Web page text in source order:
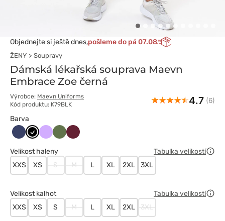
Objednejte si ještě dnes,pošleme do pá 07.08
ŽENY Soupravy
Dámská lékařská souprava Maevn
Embrace Zoe černá
Výrobce: Maevn Uniforms
Kód produktu: K79BLK
4.7 (6)
Barva
Ciemny
CzarnyLawendowy
OliwkowyWiśniowy
Velikost haleny
Tabulka velikostí
XXS
XS S M L XL 2XL 3XL
Velikost kalhot
Tabulka velikostí
XXS
XS S M L XL 2XL 3XL